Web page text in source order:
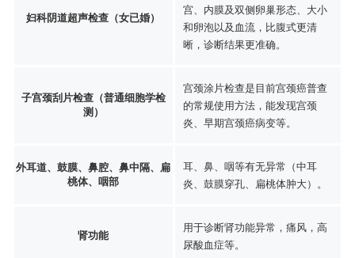
妇科阴道超声检查（女已婚）
宫、内膜及双侧卵巢形态、大小
和卵泡以及血流，比腹式更清
晰，诊断结果更准确。
子宫颈刮片检查（普通细胞学检
测）
宫颈涂片检查是目前宫颈癌普查
的常规使用方法，能发现宫颈
炎、早期宫颈癌病变等。
外耳道、鼓膜、鼻腔、鼻中隔、扁
桃体、咽部
耳、鼻、咽等有无异常（中耳
炎、鼓膜穿孔、扁桃体肿大）。
肾功能
用于诊断肾功能异常，痛风，高
尿酸血症等。